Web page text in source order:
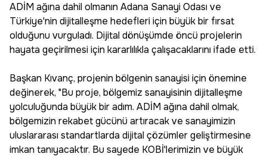
ADİM ağına dahil olmanın Adana Sanayi Odası ve
Türkiye'nin dijitalleşme hedefleri için büyük bir fırsat
olduğunu vurguladı. Dijital dönüşümde öncü projelerin
hayata geçirilmesi için kararlılıkla çalışacaklarını ifade etti.
Başkan Kıvanç, projenin bölgenin sanayisi için önemine
değinerek, "Bu proje, bölgemiz sanayisinin dijitalleşme
yolculuğunda büyük bir adım. ADİM ağına dahil olmak,
bölgemizin rekabet gücünü artıracak ve sanayimizin
uluslararası standartlarda dijital çözümler geliştirmesine
imkan tanıyacaktır. Bu sayede KOBİ'lerimizin ve büyük